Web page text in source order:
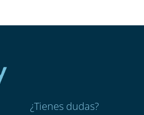
¿Tienes dudas?